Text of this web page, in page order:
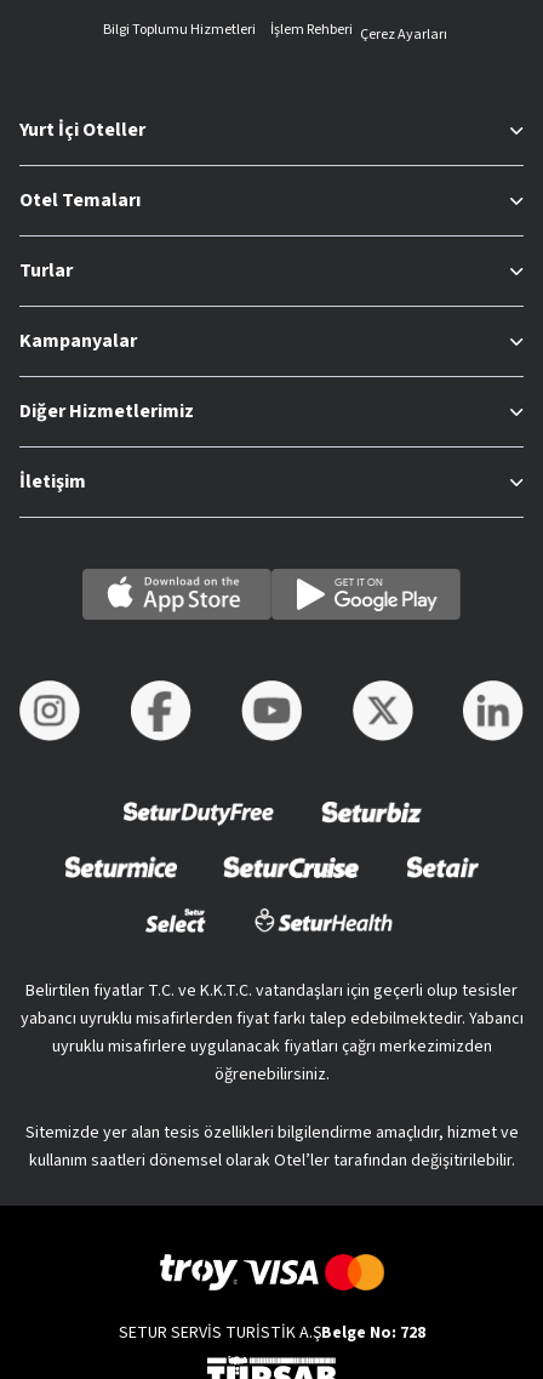
Bilgi Toplumu Hizmetleri
İşlem Rehberi Çerez Ayarları
Yurt İçi Oteller
Otel Temaları
Turlar
Kampanyalar
Diğer Hizmetlerimiz
İletişim
Belirtilen fiyatlar T.C. ve K.K.T.C. vatandaşları için geçerli olup tesisler
yabancı uyruklu misafirlerden fiyat farkı talep edebilmektedir. Yabancı
uyruklu misafirlere uygulanacak fiyatları çağrı merkezimizden
öğrenebilirsiniz.
Sitemizde yer alan tesis özellikleri bilgilendirme amaçlıdır, hizmet ve
kullanım saatleri dönemsel olarak Otel’ler tarafından değişitirilebilir.
SETUR SERVİS TURİSTİK A.ŞBelge No: 728